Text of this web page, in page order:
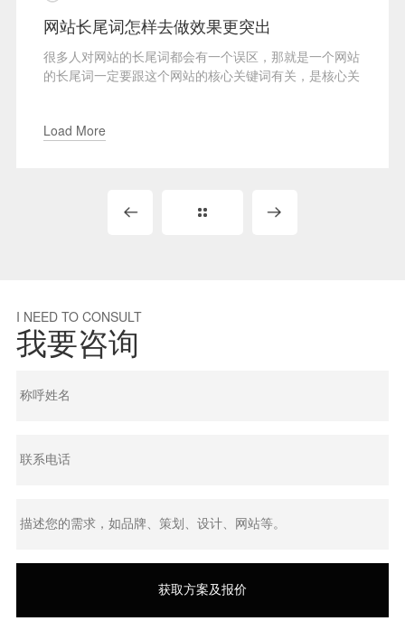
网站长尾词怎样去做效果更突出
很多人对网站的长尾词都会有一个误区，那就是一个网站
的长尾词一定要跟这个网站的核心关键词有关，是核心关
Load More
I NEED TO CONSULT
我要咨询